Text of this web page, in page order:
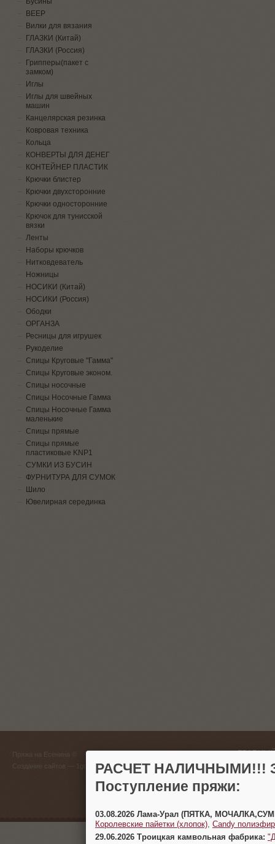
ВЕЕР
Вилки для вязания
ГЛАЗКИ (Китай)
ГЛАЗКИ (Россия)
Грипперы(пакет с
замком)
Иглы
Иглы для швейных
машин
Канцелярская резинка
Ковровая техника
Кольца
КОНВЕРТЫ ДЛЯ ДЕНЕГ
КОНТЕЙНЕР ПЛАСТИК
Крючки блистер
Крючки двухсторонние
Крючки односторонние
Крючок для тунисской
вязки
Ленты
Наборы крючков
Нитковдеватель
Ножницы
НОСИКИ (Китай)
НОСИКИ (Россия)
Ободки
ОРГАНЗА
Ресницы для игрушек
Рукоделие
Спицы Круговые "Гамма"
Спицы Круговые эконом.
Спицы носочные
Спицы Носочные Гамма
Спицы Носочные Гамма
маленькие
Спицы прямые
Спицы прямые
пластиковые KNP1
СУМКИ ИЗ БУСИН
ФУРНИТУРА ДЛЯ СУМОК
Шило
Ювелирная серединка
Пряжа на Есенина ©
Создание сайтов
(383)
г.
РАСЧЕТ НАЛИЧНЫМИ!!!
Поступление пряжи:
03.08.2026 Лама-Урал (ПЯТКА,
Королевские пайетки (хлопок) Candy
29.06.2026 Троицкая камвольная фабрика: